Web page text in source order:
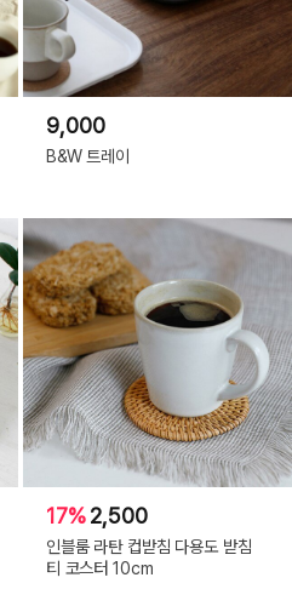
9,000
B&W 트레이
17%2,500
인블룸 라탄 컵받침 다용도 받침
티 코스터 10cm